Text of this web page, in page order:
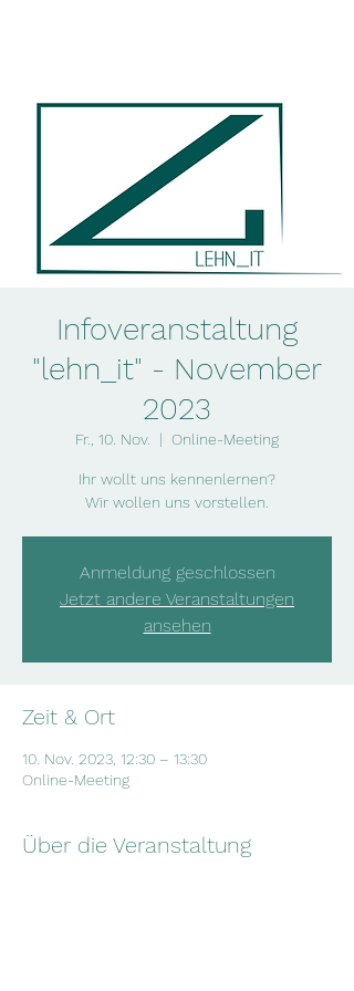
Infoveranstaltung
"lehn_it" - November
2023
Fr., 10. Nov.
  |
Online-Meeting
Ihr wollt uns kennenlernen?
Wir wollen uns vorstellen.
Anmeldung geschlossen
Jetzt andere Veranstaltungen
ansehen
Zeit & Ort
10. Nov. 2023, 12:30 – 13:30
Online-Meeting
Über die Veranstaltung